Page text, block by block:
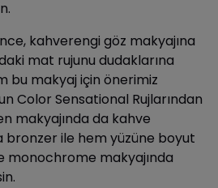
kahverengi göz makyajına
mat rujunu dudaklarına
bu makyaj için önerimiz
Color Sensational Rujlarından
makyajında da kahve
bronzer ile hem yüzüne boyut
monochrome makyajında